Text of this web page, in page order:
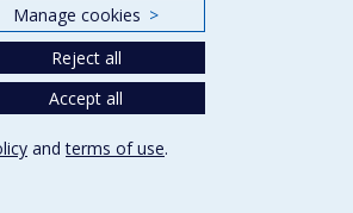
Manage cookies >
Reject all
Accept all
andterms of use.